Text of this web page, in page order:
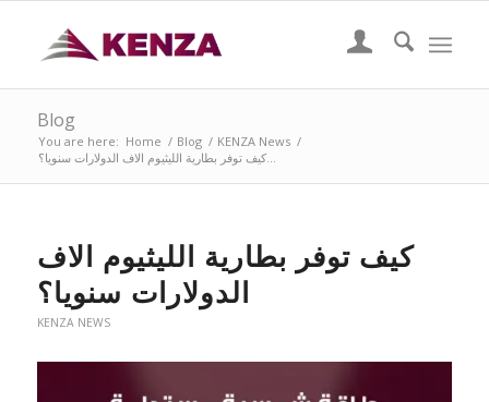
Blog
You are here: Home / Blog / KENZA News /
كيف توفر بطارية الليثيوم الاف الدولارات سنويا؟...
كيف توفر بطارية الليثيوم الاف
الدولارات سنويا؟
KENZA NEWS